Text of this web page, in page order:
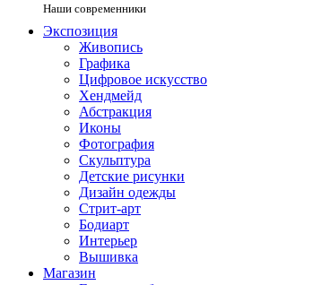
Наши современники
Экспозиция
Живопись
Графика
Цифровое искусство
Хендмейд
Абстракция
Иконы
Фотография
Скульптура
Детские рисунки
Дизайн одежды
Стрит-арт
Бодиарт
Интерьер
Вышивка
Магазин